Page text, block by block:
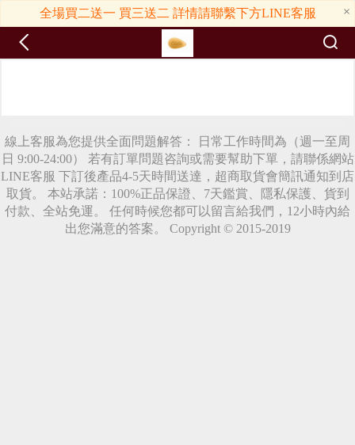
×
全場買二送一 買三送二 詳情請聯繫下方LINE客服
線上客服為您提供全面問題解答： 日常工作時間為（週一至周
日 9:00-24:00） 若有訂單問題咨詢或需要幫助下單，請聯係網站
LINE客服 下訂後產品4-5天時間送達，超商取貨會簡訊通知到店
取貨。 本站承諾：100%正品保證、7天鑑賞、隱私保護、貨到
付款、全站免運。 任何時候您都可以留言給我們，12小時內給
出您滿意的答案。 Copyright © 2015-2019